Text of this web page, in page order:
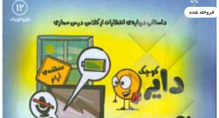
-6%
فروخته شده